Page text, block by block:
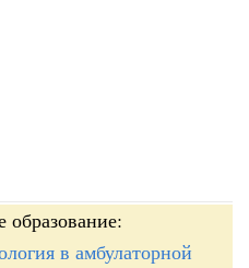
в амбулаторной